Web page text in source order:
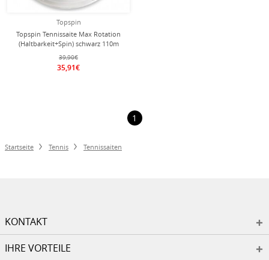
Topspin
Topspin Tennissaite Max Rotation
(Haltbarkeit+Spin) schwarz 110m
Rolle
39,90€
35,91€
1
Startseite Tennis Tennissaiten
KONTAKT
IHRE VORTEILE